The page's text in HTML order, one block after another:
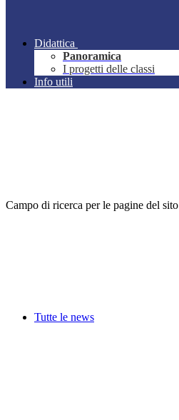
Didattica
Panoramica
I progetti delle classi
Info utili
Campo di ricerca per le pagine del sito
Tutte le news